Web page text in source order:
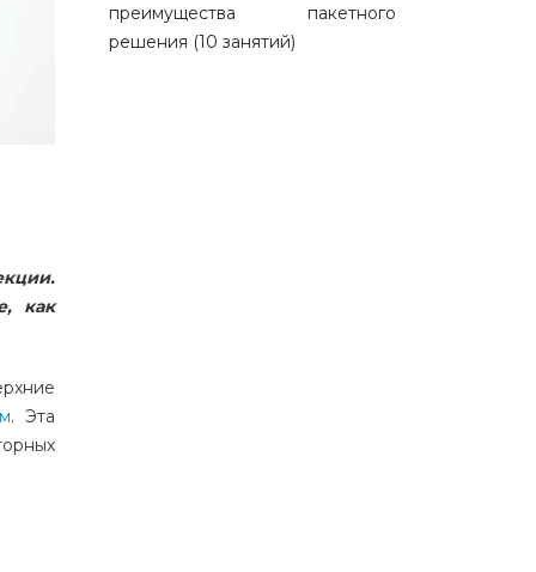
как
. Эта
преимущества пакетного
решения (10 занятий)